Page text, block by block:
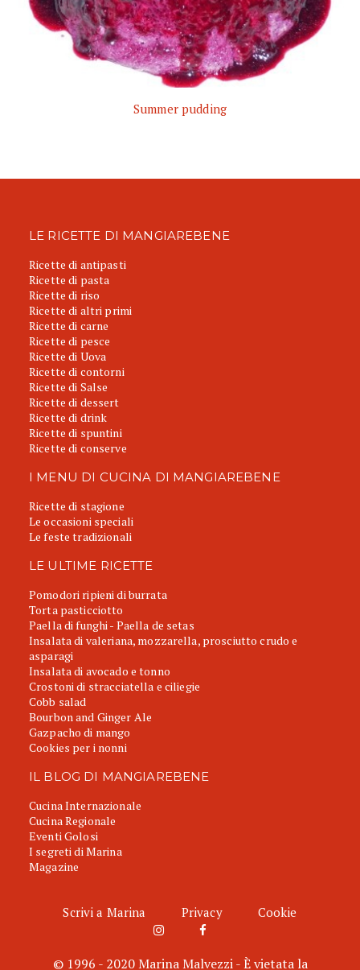
Summer pudding
LE RICETTE DI MANGIAREBENE
Ricette di antipasti
Ricette di pasta
Ricette di riso
Ricette di altri primi
Ricette di carne
Ricette di pesce
Ricette di Uova
Ricette di contorni
Ricette di Salse
Ricette di dessert
Ricette di drink
Ricette di spuntini
Ricette di conserve
I MENU DI CUCINA DI MANGIAREBENE
Ricette di stagione
Le occasioni speciali
Le feste tradizionali
LE ULTIME RICETTE
Pomodori ripieni di burrata
Torta pasticciotto
Paella di funghi - Paella de setas
Insalata di valeriana, mozzarella, prosciutto crudo e
asparagi
Insalata di avocado e tonno
Crostoni di stracciatella e ciliegie
Cobb salad
Bourbon and Ginger Ale
Gazpacho di mango
Cookies per i nonni
IL BLOG DI MANGIAREBENE
Cucina Internazionale
Cucina Regionale
Eventi Golosi
I segreti di Marina
Magazine
Scrivi a Marina Privacy Cookie
© 1996 - 2020 Marina Malvezzi - È vietata la